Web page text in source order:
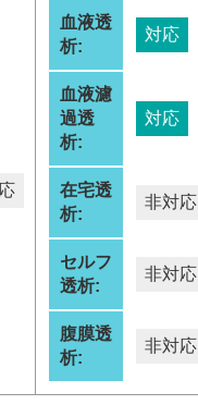
血液透
析:
対応
血液濾
過透
析:
対応
在宅透
析:
非対応
セルフ
透析:
非対応
腹膜透
析:
非対応